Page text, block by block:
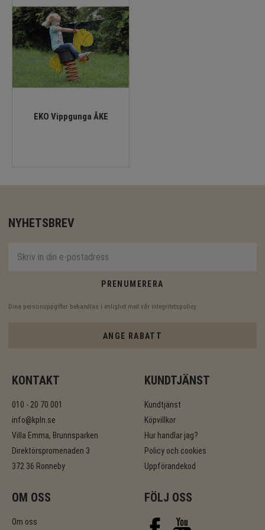
EKO Vippgunga ÅKE
NYHETSBREV
PRENUMERERA
Dina personuppgifter behandlas i enlighet med vår integritetspolicy.
ANGE RABATT
KONTAKT
010 - 20 70 001
info@kpln.se
Villa Emma, Brunnsparken
Direktörspromenaden 3
372 36 Ronneby
KUNDTJÄNST
Kundtjänst
Köpvillkor
Hur handlar jag?
Policy och cookies
Uppförandekod
OM OSS
Om oss
FÖLJ OSS